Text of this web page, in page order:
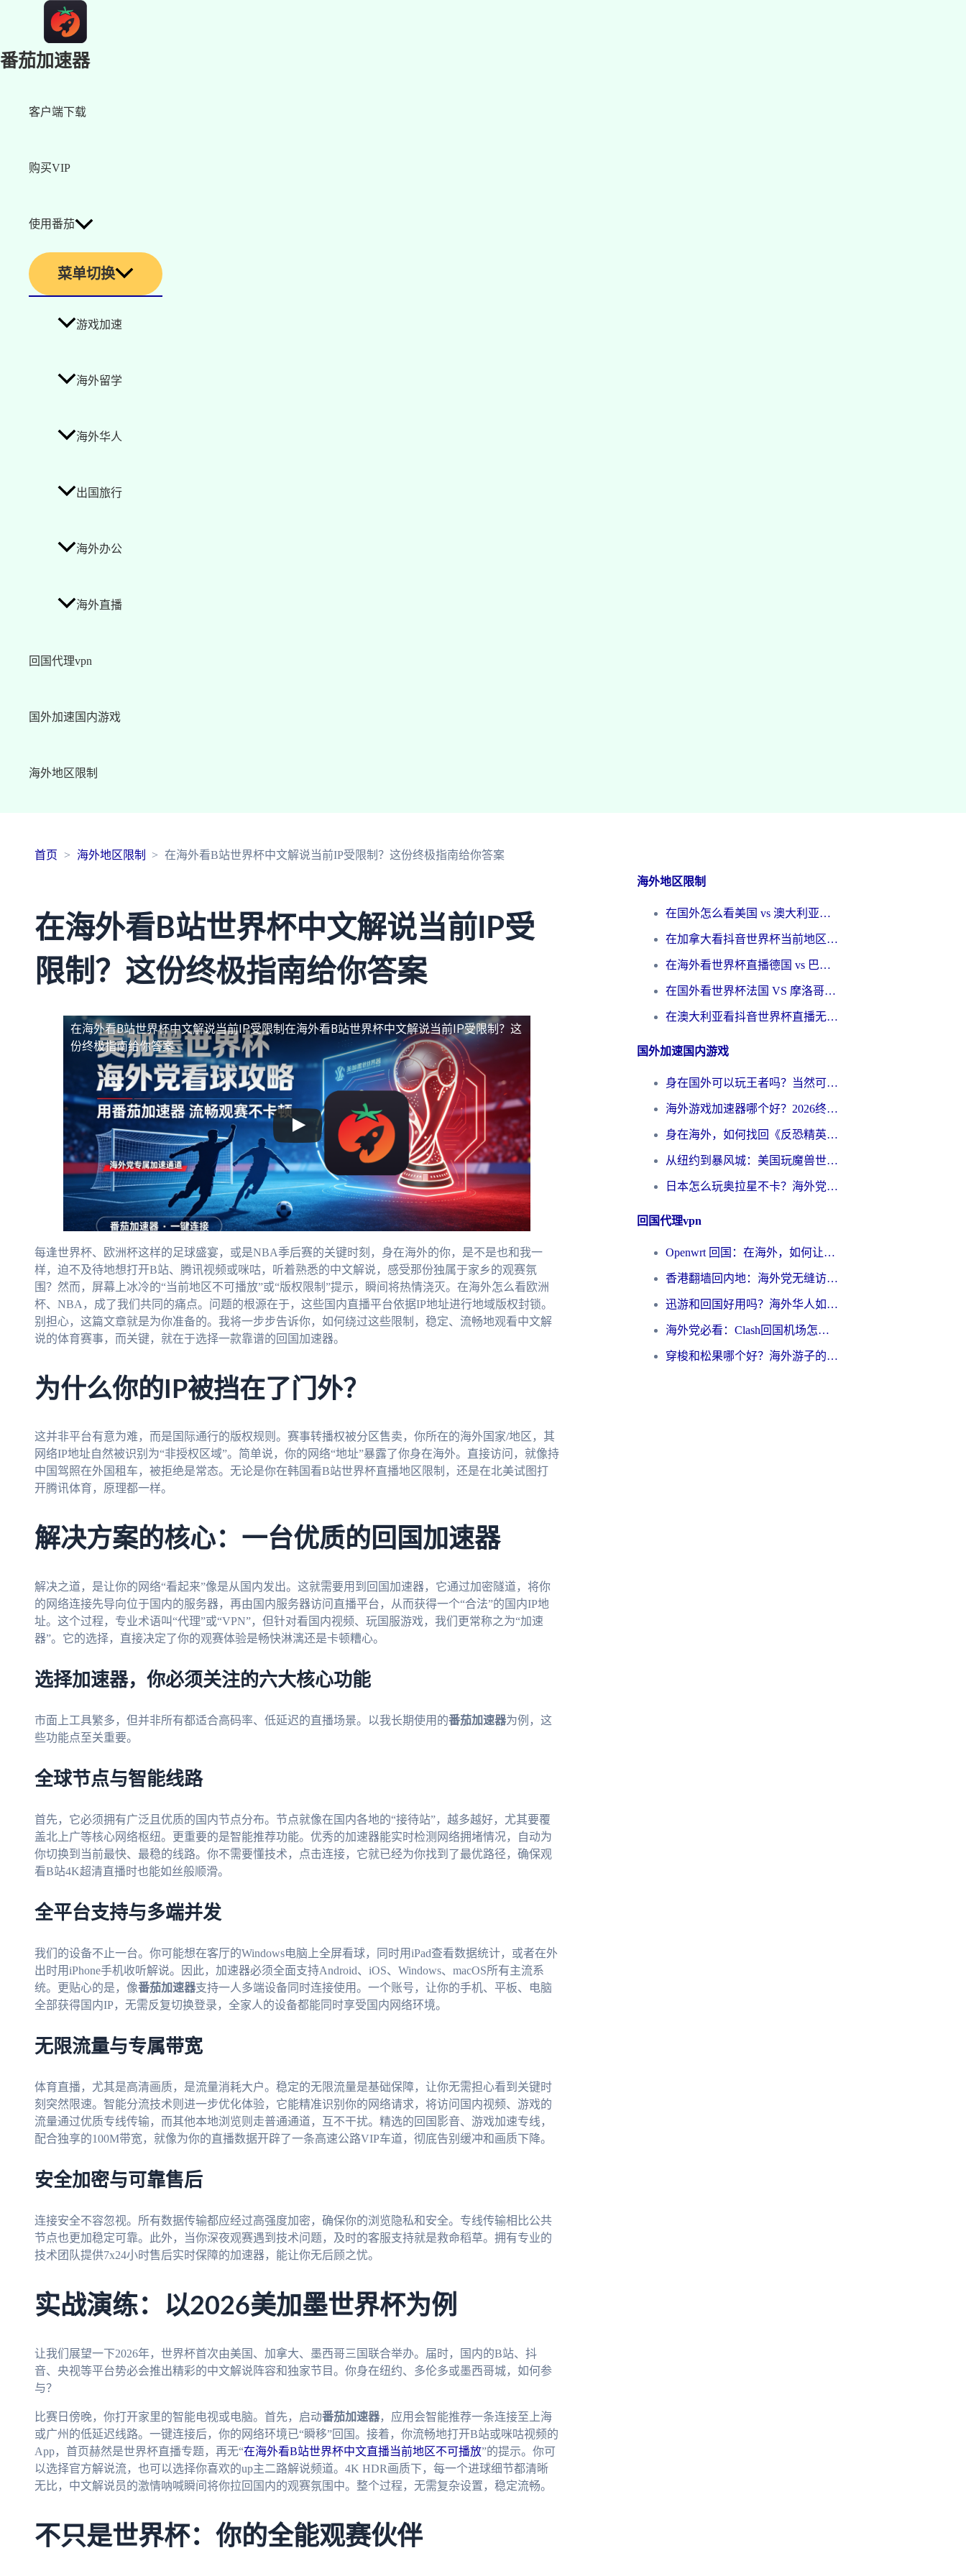
番茄加速器
客户端下载
购买VIP
使用番茄
菜单切换
游戏加速
海外留学
海外华人
出国旅行
海外办公
海外直播
回国代理vpn
国外加速国内游戏
海外地区限制
首页 海外地区限制 在海外看B站世界杯中文解说当前IP受限制？这份终极指南给你答案
在海外看B站世界杯中文解说当前IP受
限制？这份终极指南给你答案
在海外看B站世界杯中文解说当前IP受限制 在海外看B站世界杯中文解说当前IP受限制？这
份终极指南给你答案
每逢世界杯、欧洲杯这样的足球盛宴，或是NBA季后赛的关键时刻，身在海外的你，是不是也和我一
样，迫不及待地想打开B站、腾讯视频或咪咕，听着熟悉的中文解说，感受那份独属于家乡的观赛氛
围？然而，屏幕上冰冷的“当前地区不可播放”或“版权限制”提示，瞬间将热情浇灭。在海外怎么看欧洲
杯、NBA，成了我们共同的痛点。问题的根源在于，这些国内直播平台依据IP地址进行地域版权封锁。
别担心，这篇文章就是为你准备的。我将一步步告诉你，如何绕过这些限制，稳定、流畅地观看中文解
说的体育赛事，而关键，就在于选择一款靠谱的回国加速器。
为什么你的IP被挡在了门外？
这并非平台有意为难，而是国际通行的版权规则。赛事转播权被分区售卖，你所在的海外国家/地区，其
网络IP地址自然被识别为“非授权区域”。简单说，你的网络“地址”暴露了你身在海外。直接访问，就像持
中国驾照在外国租车，被拒绝是常态。无论是你在韩国看B站世界杯直播地区限制，还是在北美试图打
开腾讯体育，原理都一样。
解决方案的核心：一台优质的回国加速器
解决之道，是让你的网络“看起来”像是从国内发出。这就需要用到回国加速器，它通过加密隧道，将你
的网络连接先导向位于国内的服务器，再由国内服务器访问直播平台，从而获得一个“合法”的国内IP地
址。这个过程，专业术语叫“代理”或“VPN”，但针对看国内视频、玩国服游戏，我们更常称之为“加速
器”。它的选择，直接决定了你的观赛体验是畅快淋漓还是卡顿糟心。
选择加速器，你必须关注的六大核心功能
市面上工具繁多，但并非所有都适合高码率、低延迟的直播场景。以我长期使用的番茄加速器为例，这
些功能点至关重要。
全球节点与智能线路
首先，它必须拥有广泛且优质的国内节点分布。节点就像在国内各地的“接待站”，越多越好，尤其要覆
盖北上广等核心网络枢纽。更重要的是智能推荐功能。优秀的加速器能实时检测网络拥堵情况，自动为
你切换到当前最快、最稳的线路。你不需要懂技术，点击连接，它就已经为你找到了最优路径，确保观
看B站4K超清直播时也能如丝般顺滑。
全平台支持与多端并发
我们的设备不止一台。你可能想在客厅的Windows电脑上全屏看球，同时用iPad查看数据统计，或者在外
出时用iPhone手机收听解说。因此，加速器必须全面支持Android、iOS、Windows、macOS所有主流系
统。更贴心的是，像番茄加速器支持一人多端设备同时连接使用。一个账号，让你的手机、平板、电脑
全部获得国内IP，无需反复切换登录，全家人的设备都能同时享受国内网络环境。
无限流量与专属带宽
体育直播，尤其是高清画质，是流量消耗大户。稳定的无限流量是基础保障，让你无需担心看到关键时
刻突然限速。智能分流技术则进一步优化体验，它能精准识别你的网络请求，将访问国内视频、游戏的
流量通过优质专线传输，而其他本地浏览则走普通通道，互不干扰。精选的回国影音、游戏加速专线，
配合独享的100M带宽，就像为你的直播数据开辟了一条高速公路VIP车道，彻底告别缓冲和画质下降。
安全加密与可靠售后
连接安全不容忽视。所有数据传输都应经过高强度加密，确保你的浏览隐私和安全。专线传输相比公共
节点也更加稳定可靠。此外，当你深夜观赛遇到技术问题，及时的客服支持就是救命稻草。拥有专业的
技术团队提供7x24小时售后实时保障的加速器，能让你无后顾之忧。
实战演练：以2026美加墨世界杯为例
让我们展望一下2026年，世界杯首次由美国、加拿大、墨西哥三国联合举办。届时，国内的B站、抖
音、央视等平台势必会推出精彩的中文解说阵容和独家节目。你身在纽约、多伦多或墨西哥城，如何参
与？
比赛日傍晚，你打开家里的智能电视或电脑。首先，启动番茄加速器，应用会智能推荐一条连接至上海
或广州的低延迟线路。一键连接后，你的网络环境已“瞬移”回国。接着，你流畅地打开B站或咪咕视频的
App，首页赫然是世界杯直播专题，再无“在海外看B站世界杯中文直播当前地区不可播放”的提示。你可
以选择官方解说流，也可以选择你喜欢的up主二路解说频道。4K HDR画质下，每一个进球细节都清晰
无比，中文解说员的激情呐喊瞬间将你拉回国内的观赛氛围中。整个过程，无需复杂设置，稳定流畅。
不只是世界杯：你的全能观赛伙伴
海外地区限制
在国外怎么看美国 vs 澳大利亚世界杯直播？海外党必藏的中文解说观赛指南
在加拿大看抖音世界杯当前地区不可播放？海外党体育观赛终极指南
在海外看世界杯直播德国 vs 巴拉圭当前IP受限制？这篇指南帮你轻松解决地区限制
在国外看世界杯法国 VS 摩洛哥仅限中国大陆？别让地域限制拦下你的欢呼
在澳大利亚看抖音世界杯直播无法播放？海外党体育观赛终极指南来了！
国外加速国内游戏
身在国外可以玩王者吗？当然可以，但你需要这份“加速”指南
海外游戏加速器哪个好？2026终极指南帮你畅玩国服+解决卡顿难题
身在海外，如何找回《反恐精英：全球攻势》国服的丝滑手感？一份给你的终极指南
从纽约到暴风城：美国玩魔兽世界，如何找到你的最佳网络航线
日本怎么玩奥拉星不卡？海外党国服游戏加速器选择全攻略
回国代理vpn
Openwrt 回国：在海外，如何让家的网络触手可及
香港翻墙回内地：海外党无缝访问国内资源的加速器选择全攻略
迅游和回国好用吗？海外华人如何选择靠谱的回国加速器
海外党必看：Clash回国机场怎么选？一篇搞定无缝访问国内资源的全攻略
穿梭和松果哪个好？海外游子的数字归乡路，到底该怎么选